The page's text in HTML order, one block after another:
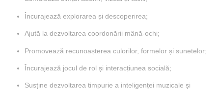
Încurajează explorarea și descoperirea;
Ajută la dezvoltarea coordonării mână-ochi;
Promovează recunoașterea culorilor, formelor și sunetelor;
Încurajează jocul de rol și interacțiunea socială;
Susține dezvoltarea timpurie a inteligenței muzicale și